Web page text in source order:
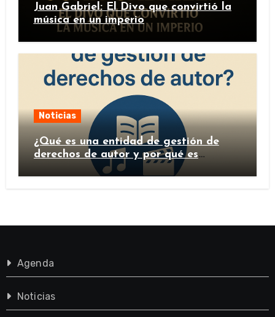
Juan Gabriel: El Divo que convirtió la
música en un imperio
Noticias
¿Qué es una entidad de gestión de
derechos de autor y por qué es
importante?
Agenda
Noticias